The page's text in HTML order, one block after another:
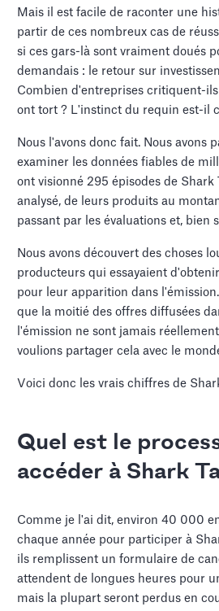
Mais il est facile de raconter une
partir de ces nombreux cas de
si ces gars-là sont vraiment doués
demandais : le retour sur
Combien d'entreprises critiquent-
ont tort ? L'instinct du requin est-il
Nous l'avons donc fait. Nous avons
examiner les données fiables de
ont visionné 295 épisodes de Shark
analysé, de leurs produits au
passant par les évaluations et, bien
Nous avons découvert des choses
producteurs qui essayaient
pour leur apparition dans
que la moitié des offres diffusées
l'émission ne sont jamais
voulions partager cela avec le
Voici donc les vrais chiffres de
Quel est le
accéder à Shark
Comme je l'ai dit, environ 40 000
chaque année pour participer à
ils remplissent un formulaire de
attendent de longues heures pour
mais la plupart seront perdus en